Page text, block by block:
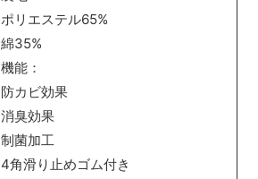
ポリエステル65%
綿35%
機能：
防カビ効果
消臭効果
制菌加工
4角滑り止めゴム付き